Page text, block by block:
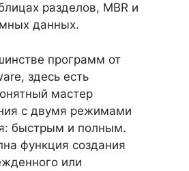
разделов, MBR и
данных.
программ от
здесь есть
мастер
с двумя режимами
быстрым и полным.
функция создания
или